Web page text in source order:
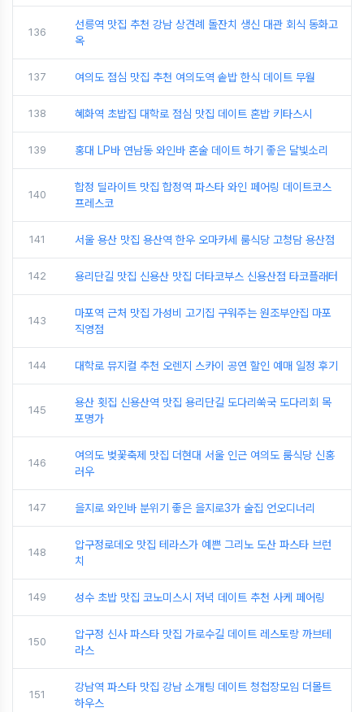
136
선릉역 맛집 추천 강남 상견례 돌잔치 생신 대관 회식 동화고
옥
137 여의도 점심 맛집 추천 여의도역 솥밥 한식 데이트 무월
138 혜화역 초밥집 대학로 점심 맛집 데이트 혼밥 키타스시
139 홍대 LP바 연남동 와인바 혼술 데이트 하기 좋은 달빛소리
140
합정 딜라이트 맛집 합정역 파스타 와인 페어링 데이트코스
프레스코
141 서울 용산 맛집 용산역 한우 오마카세 룸식당 고청담 용산점
142 용리단길 맛집 신용산 맛집 더타코부스 신용산점 타코플래터
143
마포역 근처 맛집 가성비 고기집 구워주는 원조부안집 마포
직영점
144 대학로 뮤지컬 추천 오렌지 스카이 공연 할인 예매 일정 후기
145
용산 횟집 신용산역 맛집 용리단길 도다리쑥국 도다리회 목
포명가
146
여의도 벚꽃축제 맛집 더현대 서울 인근 여의도 룸식당 신홍
러우
147 을지로 와인바 분위기 좋은 을지로3가 술집 언오디너리
148
압구정로데오 맛집 테라스가 예쁜 그리노 도산 파스타 브런
치
149 성수 초밥 맛집 코노미스시 저녁 데이트 추천 사케 페어링
150
압구정 신사 파스타 맛집 가로수길 데이트 레스토랑 까브테
라스
151
강남역 파스타 맛집 강남 소개팅 데이트 청첩장모임 더몰트
하우스